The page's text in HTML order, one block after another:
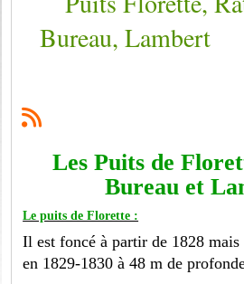
Bureau, Lambert
Les Puits de
Bureau et
Le puits de Florette :
Il est foncé à partir de 1828 mais
en 1829-1830 à 48 m de